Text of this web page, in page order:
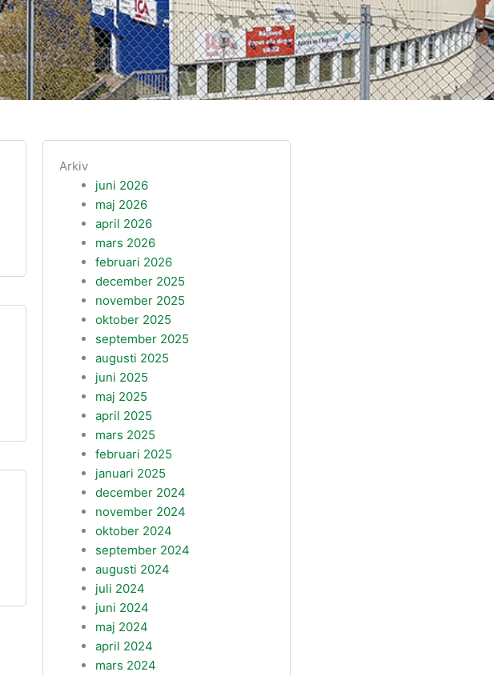
Arkiv
juni 2026
maj 2026
april 2026
mars 2026
februari 2026
december 2025
november 2025
oktober 2025
september 2025
augusti 2025
juni 2025
maj 2025
april 2025
mars 2025
februari 2025
januari 2025
december 2024
november 2024
oktober 2024
september 2024
augusti 2024
juli 2024
juni 2024
maj 2024
april 2024
mars 2024